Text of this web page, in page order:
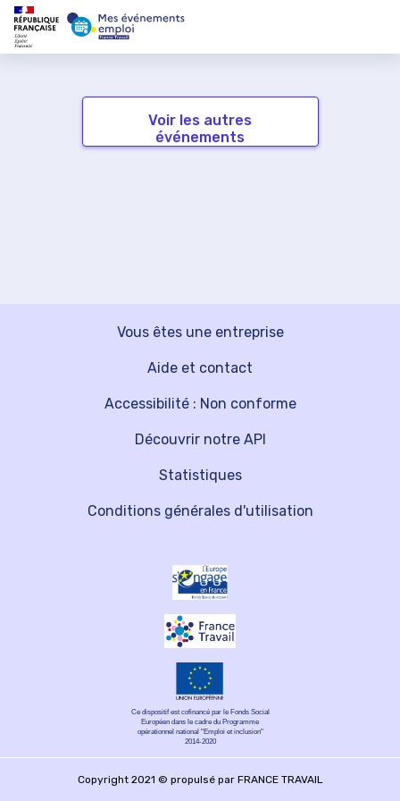
Voir les autres
événements
Vous êtes une entreprise
Découvrir notre API
Aide et contact
Statistiques
Accessibilité : Non conforme
Conditions générales d'utilisation
Ce dispositif est cofinancé par le Fonds Social
Européen dans le cadre du Programme
opérationnel national "Emploi et inclusion"
2014-2020
Copyright 2021 © propulsé par FRANCE TRAVAIL